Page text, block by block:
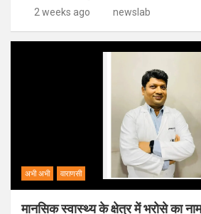
2 weeks ago newslab
अभी अभी वाराणसी
मानसिक स्वास्थ्य के क्षेत्र में भरोसे का